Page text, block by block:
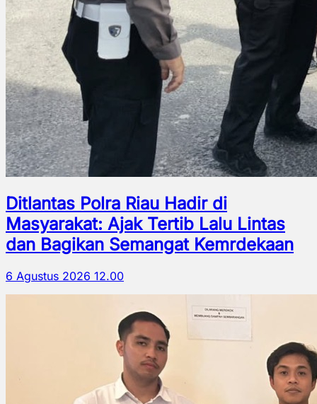
Ditlantas Polra Riau Hadir di
Masyarakat: Ajak Tertib Lalu Lintas
dan Bagikan Semangat Kemrdekaan
6 Agustus 2026 12.00